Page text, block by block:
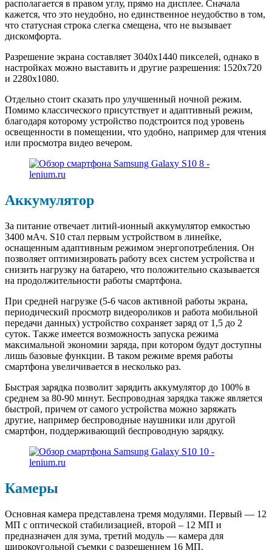
располагается в правом углу, прямо на дисплее. Сначала
кажется, что это неудобно, но единственное неудобство в том,
что статусная строка слегка смещена, что не вызывает
дискомфорта.
Разрешение экрана составляет 3040х1440 пикселей, однако в
настройках можно выставить и другие разрешения: 1520х720
и 2280х1080.
Отдельно стоит сказать про улучшенный ночной режим.
Помимо классического присутствует и адаптивный режим,
благодаря которому устройство подстроится под уровень
освещенности в помещении, что удобно, например для чтения
или просмотра видео вечером.
Аккумулятор
За питание отвечает литий-ионный аккумулятор емкостью
3400 мАч. S10 стал первым устройством в линейке,
оснащенным адаптивным режимом энергопотребления. Он
позволяет оптимизировать работу всех систем устройства и
снизить нагрузку на батарею, что положительно сказывается
на продолжительности работы смартфона.
При средней нагрузке (5-6 часов активной работы экрана,
периодический просмотр видеороликов и работа мобильной
передачи данных) устройство сохраняет заряд от 1,5 до 2
суток. Также имеется возможность запуска режима
максимальной экономии заряда, при котором будут доступны
лишь базовые функции. В таком режиме время работы
смартфона увеличивается в несколько раз.
Быстрая зарядка позволит зарядить аккумулятор до 100% в
среднем за 80-90 минут. Беспроводная зарядка также является
быстрой, причем от самого устройства можно заряжать
другие, например беспроводные наушники или другой
смартфон, поддерживающий беспроводную зарядку.
Камеры
Основная камера представлена тремя модулями. Первый — 12
МП с оптической стабилизацией, второй – 12 МП и
предназначен для зума, третий модуль — камера для
широкоугольной съемки с разрешением 16 МП.